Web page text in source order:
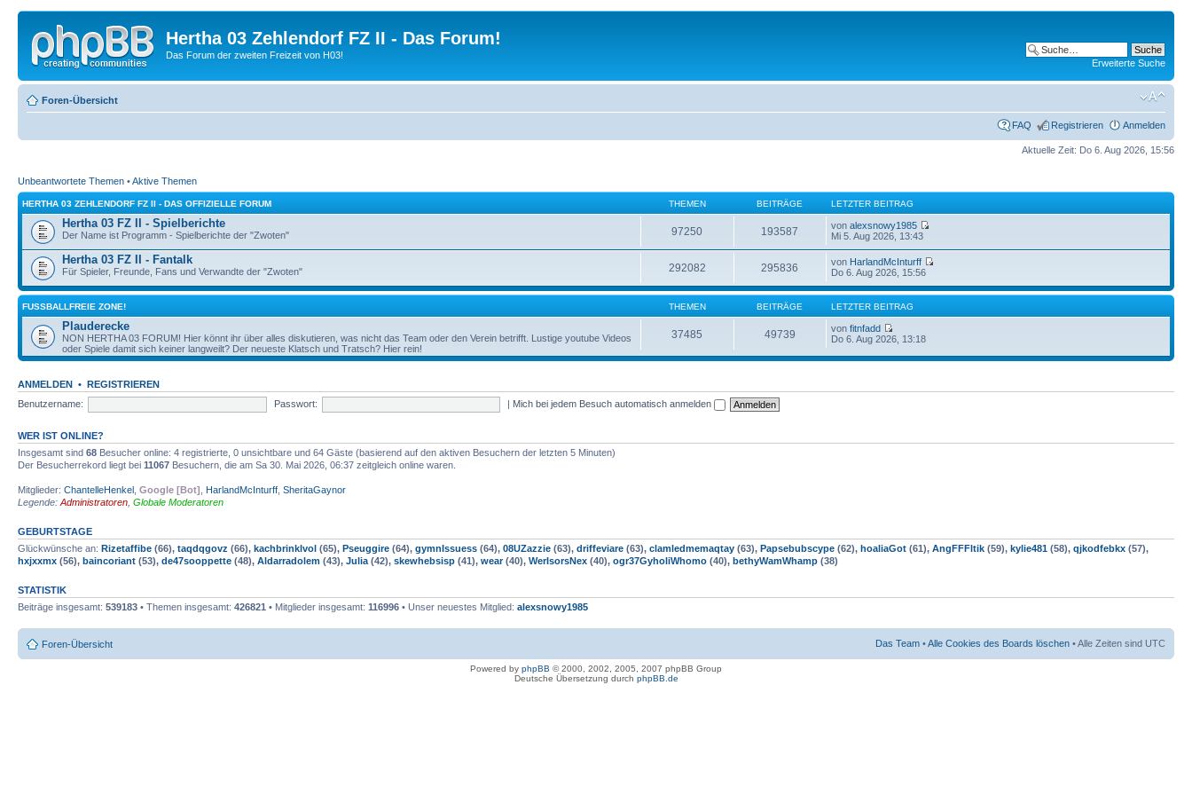
Hertha 03 Zehlendorf FZ II - Das Forum!
Das Forum der zweiten Freizeit von H03!
Erweiterte Suche
Foren-Übersicht
FAQ Registrieren Anmelden
Aktuelle Zeit: Do 6. Aug 2026, 15:56
Unbeantwortete Themen •Aktive Themen
HERTHA 03 ZEHLENDORF FZ II - DAS OFFIZIELLE FORUM THEMEN BEITRÄGE LETZTER BEITRAG
Hertha 03 FZ II - Spielberichte
Der Name ist Programm - Spielberichte der "Zwoten" 97250 193587 vonalexsnowy1985
Mi 5. Aug 2026, 13:43
Hertha 03 FZ II - Fantalk
Für Spieler, Freunde, Fans und Verwandte der "Zwoten" 292082 295836 von HarlandMcInturff
Do 6. Aug 2026, 15:56
FUSSBALLFREIE ZONE! THEMEN BEITRÄGE LETZTER BEITRAG
Plauderecke
NON HERTHA 03 FORUM! Hier könnt ihr über alles diskutieren, was nicht das Team oder den Verein betrifft. Lustige youtube Videos
oder Spiele damit sich keiner langweilt? Der neueste Klatsch und Tratsch? Hier rein!
37485 49739 vonfitnfadd
Do 6. Aug 2026, 13:18
ANMELDEN • REGISTRIEREN
Benutzername:
Passwort: | Mich bei jedem Besuch automatisch anmelden
WER IST ONLINE?
Insgesamt sind 68 Besucher online: 4 registrierte, 0 unsichtbare und 64 Gäste (basierend auf den aktiven Besuchern der letzten 5 Minuten)
Der Besucherrekord liegt bei 11067 Besuchern, die am Sa 30. Mai 2026, 06:37 zeitgleich online waren.
Mitglieder: ChantelleHenkel Google [Bot] HarlandMcInturff SheritaGaynor
Legende: Administratoren Globale Moderatoren
GEBURTSTAGE
Glückwünsche an: Rizetaffibe (66), taqdqgovz (66), kachbrinklvol (65), Pseuggire (64), gymnIssuess (64), 08UZazzie (63), driffeviare (63), clamledmemaqtay (63), Papsebubscype (62), hoaliaGot (61), AngFFFltik (59), kylie481 (58), qjkodfebkx (57),
hxjxxmx (56), baincoriant (53), de47sooppette (48), Aldarradolem (43), Julia (42), skewhebsisp (41), wear(40), WerIsorsNex (40), ogr37GyholiWhomo (40), bethyWamWhamp (38)
STATISTIK
Beiträge insgesamt: 539183 • Themen insgesamt: 426821 • Mitglieder insgesamt: 116996 • Unser neuestes Mitglied: alexsnowy1985
Foren-Übersicht Das Team •Alle Cookies des Boards löschen • Alle Zeiten sind UTC
Powered by phpBB © 2000, 2002, 2005, 2007 phpBB Group
Deutsche Übersetzung durch phpBB.de